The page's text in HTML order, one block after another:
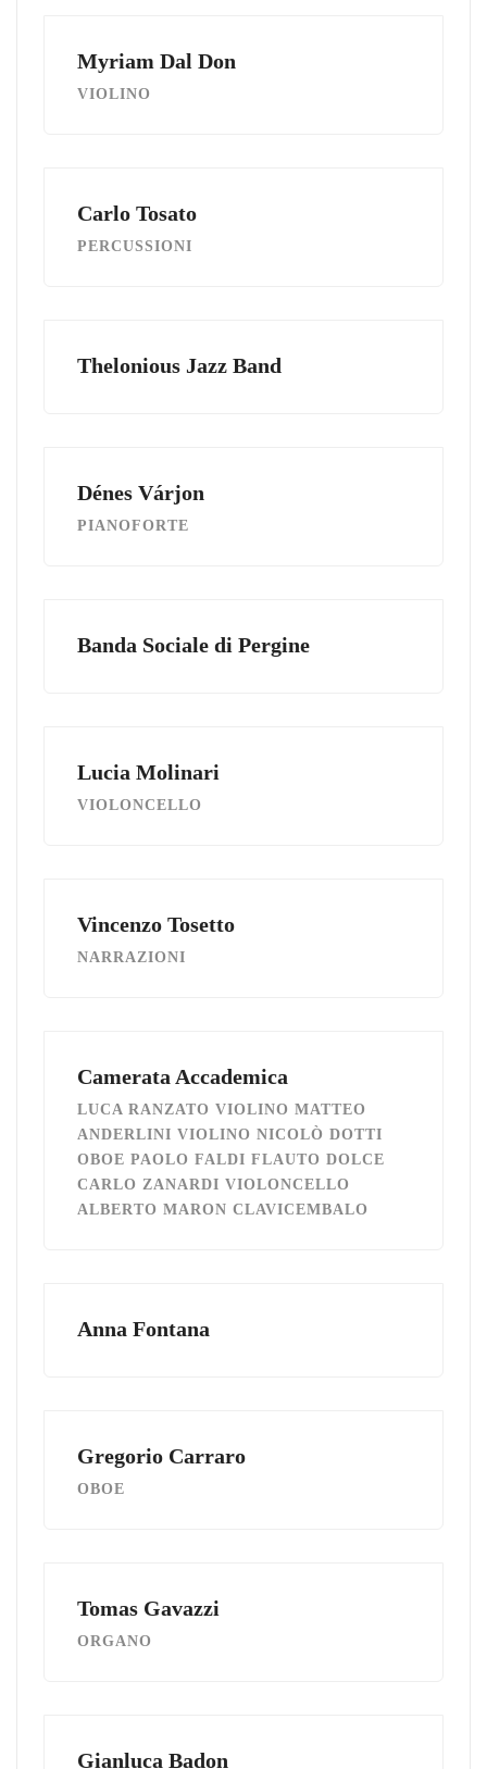
Myriam Dal Don
VIOLINO
Carlo Tosato
PERCUSSIONI
Thelonious Jazz Band
Dénes Várjon
PIANOFORTE
Banda Sociale di Pergine
Lucia Molinari
VIOLONCELLO
Vincenzo Tosetto
NARRAZIONI
Camerata Accademica
LUCA RANZATO VIOLINO MATTEO
ANDERLINI VIOLINO NICOLÒ DOTTI
OBOE PAOLO FALDI FLAUTO DOLCE
CARLO ZANARDI VIOLONCELLO
ALBERTO MARON CLAVICEMBALO
Anna Fontana
Gregorio Carraro
OBOE
Tomas Gavazzi
ORGANO
Gianluca Badon